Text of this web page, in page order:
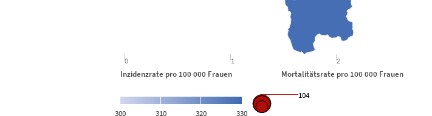
300 310 320 330
104
Inzidenzrate pro 100 000 Frauen Mortalitätsrate pro 100 000 Frauen
0 1 2